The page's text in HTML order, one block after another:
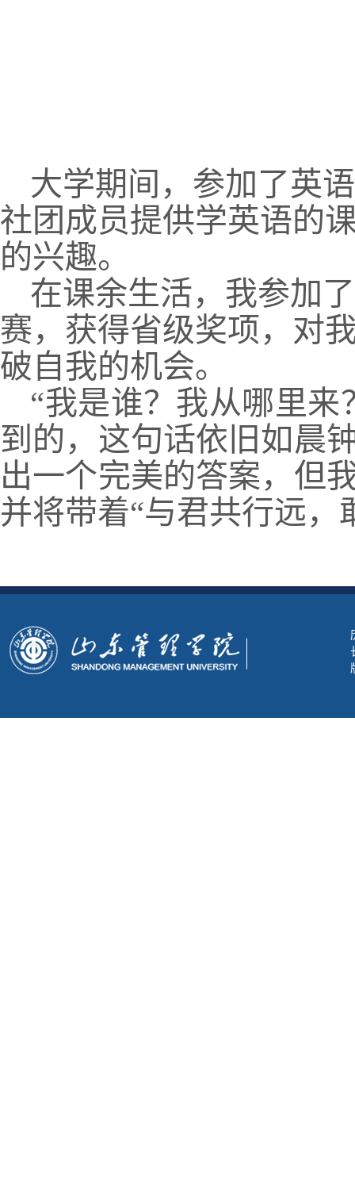
大学期间，参加了英
社团成员提供学英语的
的兴趣。
在课余生活，我参加
赛，获得省级奖项，对
破自我的机会。
“我是谁？我从哪里
到的，这句话依旧如晨
出一个完美的答案，但
并将带着“与君共行远